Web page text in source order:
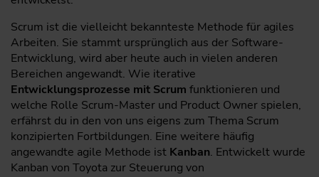
Scrum ist die vielleicht bekannteste Methode für agiles
Arbeiten. Sie stammt ursprünglich aus der Software-
Entwicklung, wird aber heute auch in vielen anderen
Bereichen angewandt. Wie iterative
Entwicklungsprozesse mit Scrum funktionieren und
welche Rolle Scrum-Master und Product Owner spielen,
erfährst du in den von uns eigens zum Thema Scrum
konzipierten Fortbildungen. Eine weitere häufig
angewandte agile Methode ist Kanban. Entwickelt wurde
Kanban von Toyota zur Steuerung von